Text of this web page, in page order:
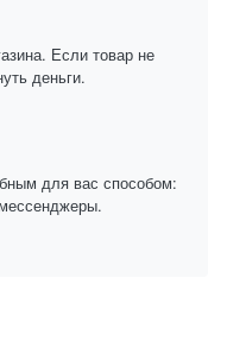
Если товар не
деньги.
для вас способом: